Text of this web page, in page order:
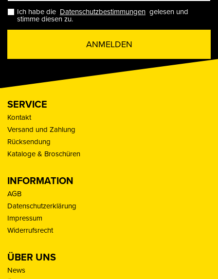
Ich habe die Datenschutzbestimmungen gelesen und
stimme diesen zu.
ANMELDEN
SERVICE
Kontakt
Versand und Zahlung
Rücksendung
Kataloge & Broschüren
INFORMATION
AGB
Datenschutzerklärung
Impressum
Widerrufsrecht
ÜBER UNS
News